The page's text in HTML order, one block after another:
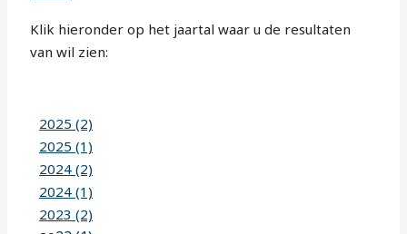
Klik hieronder op het jaartal waar u de resultaten
van wil zien:
2025 (2)
2025 (1)
2024 (2)
2024 (1)
2023 (2)